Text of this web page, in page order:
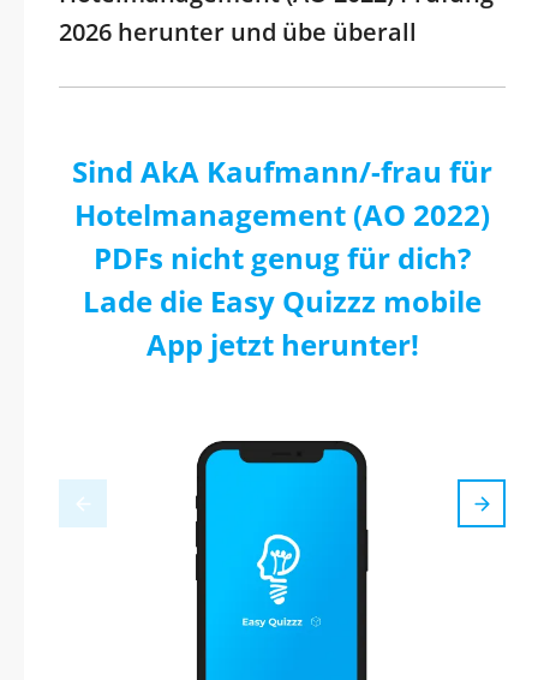
2026 herunter und übe überall
Sind AkA Kaufmann/-frau für
Hotelmanagement (AO 2022)
PDFs nicht genug für dich?
Lade die Easy Quizzz mobile
App jetzt herunter!